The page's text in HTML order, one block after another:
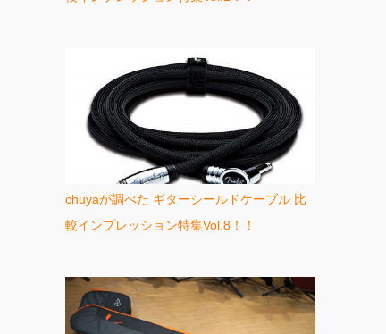
chuyaが調べた ギターシールドケーブル 比
較インプレッション特集Vol.8！！